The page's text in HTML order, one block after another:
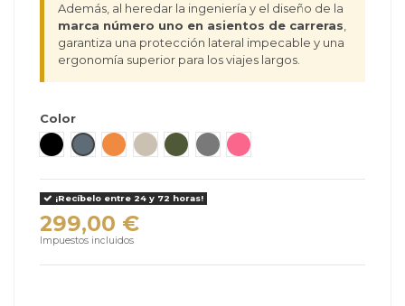
Además, al heredar la ingeniería y el diseño de la
marca número uno en asientos de carreras,
garantiza una protección lateral impecable y una
ergonomía superior para los viajes largos.
Color
Fresh BlackGallant GreyVibrant Orange
Elegant Beige
Epic GreenHappy Grey
Wow Pink
¡Recíbelo entre 24 y 72 horas!
299,00 €
Impuestos incluidos